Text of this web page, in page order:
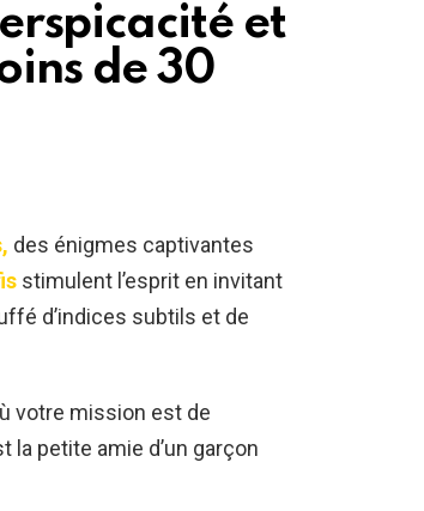
et
de 30
des énigmes captivantes
stimulent l’esprit en invitant
d’indices subtils et de
votre mission est de
petite amie d’un garçon